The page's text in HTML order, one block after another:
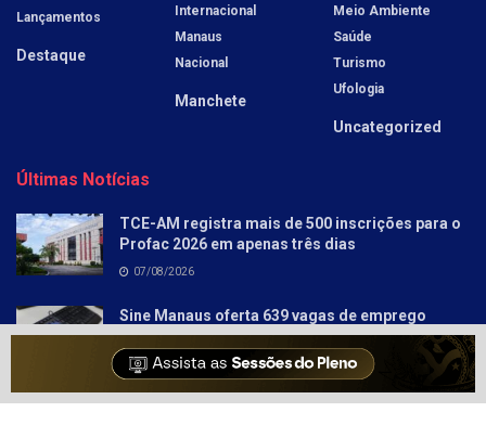
Lançamentos
Destaque
Internacional
Manaus
Nacional
Manchete
Meio Ambiente
Saúde
Turismo
Ufologia
Uncategorized
Últimas Notícias
TCE-AM registra mais de 500 inscrições para o
Profac 2026 em apenas três dias
07/08/2026
Sine Manaus oferta 639 vagas de emprego
nesta sexta–feira
06/08/2026